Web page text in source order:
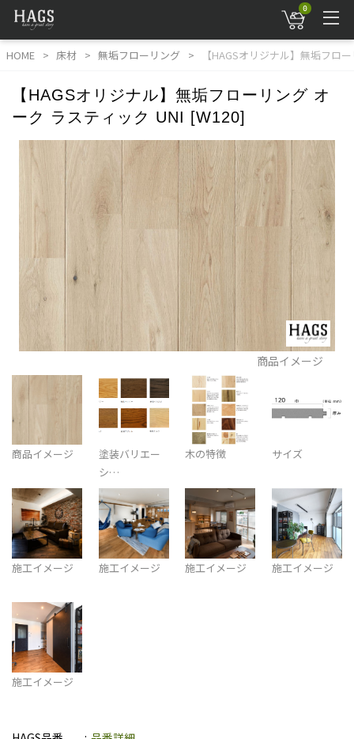
0
HOME 床材 無垢フローリング 【HAGSオリジナル】無垢フロ
【HAGSオリジナル】無垢フローリング オ
ーク ラスティック UNI [W120]
商品イメージ
商品イメージ
塗装バリエー
シ…
木の特徴 サイズ
施工イメージ 施工イメージ 施工イメージ 施工イメージ
施工イメージ